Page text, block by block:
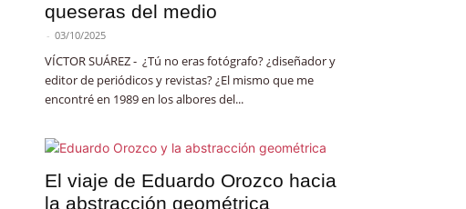
queseras del medio
- 03/10/2025
VÍCTOR SUÁREZ - ¿Tú no eras fotógrafo? ¿diseñador y
editor de periódicos y revistas? ¿El mismo que me
encontré en 1989 en los albores del...
El viaje de Eduardo Orozco hacia
la abstracción geométrica